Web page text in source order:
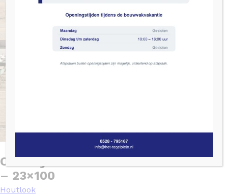
Century COTTAGE FASSA Bruin mat
– 23×100
Houtlook